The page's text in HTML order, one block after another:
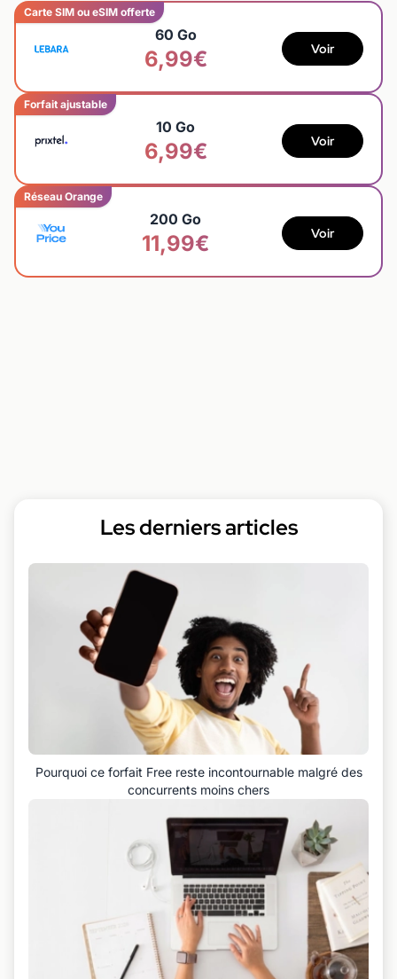
Carte SIM ou eSIM offerte
60 Go
6,99€ Voir
Forfait ajustable
10 Go
6,99€ Voir
Réseau Orange
200 Go
11,99€ Voir
Les derniers articles
Pourquoi ce forfait Free reste incontournable malgré des
concurrents moins chers